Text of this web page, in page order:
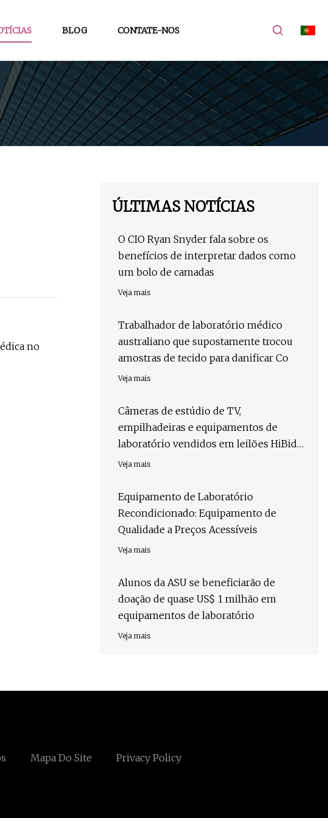
BLOG CONTATE-NOS
no
ÚLTIMAS NOTÍCIAS
O CIO Ryan Snyder fala sobre os
benefícios de interpretar dados como
um bolo de camadas
Veja mais
Trabalhador de laboratório médico
australiano que supostamente trocou
amostras de tecido para danificar Co
Veja mais
Câmeras de estúdio de TV,
empilhadeiras e equipamentos de
laboratório vendidos em leilões HiBid
após a Banner Week com mais de US$
Veja mais
Equipamento de Laboratório
Recondicionado: Equipamento de
Qualidade a Preços Acessíveis
Veja mais
Alunos da ASU se beneficiarão de
doação de quase US$ 1 milhão em
equipamentos de laboratório
Veja mais
Mapa Do Site Privacy Policy